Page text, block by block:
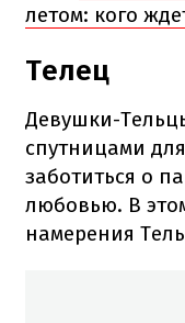
летом: кого
Телец
Девушки-
спутницами
заботиться о
любовью. В
намерения